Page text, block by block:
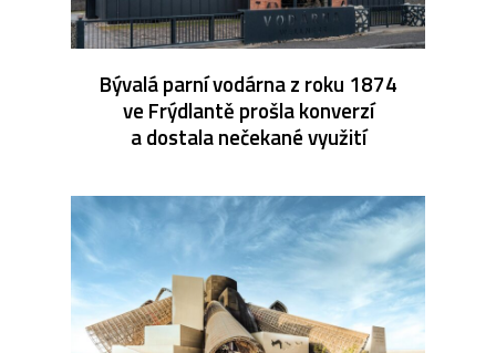
Bývalá parní vodárna z roku 1874
ve Frýdlantě prošla konverzí
a dostala nečekané využití